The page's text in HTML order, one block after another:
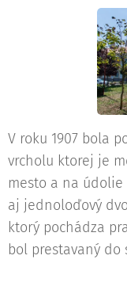
V roku 1907 bola
vrcholu ktorej je
mesto a na údolie
aj jednoloďový
ktorý pochádza
bol prestavaný do